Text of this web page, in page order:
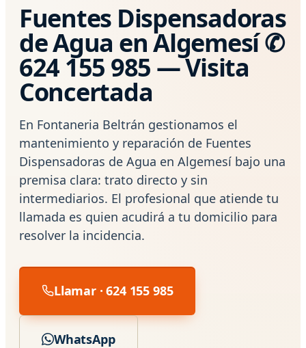
Fuentes Dispensadoras
de Agua en Algemesí ✆
624 155 985 — Visita
Concertada
En Fontaneria Beltrán gestionamos el
mantenimiento y reparación de Fuentes
Dispensadoras de Agua en Algemesí bajo una
premisa clara: trato directo y sin
intermediarios. El profesional que atiende tu
llamada es quien acudirá a tu domicilio para
resolver la incidencia.
Llamar · 624 155 985
WhatsApp